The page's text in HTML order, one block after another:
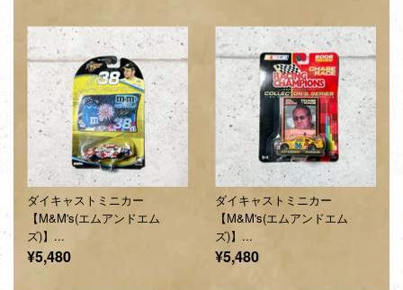
価
格
価
格
ダイキャストミニカー
【M&M's(エムアンドエム
ズ)】...
通
¥5,480
ダイキャストミニカー
【M&M's(エムアンドエム
ズ)】...
通
¥5,480